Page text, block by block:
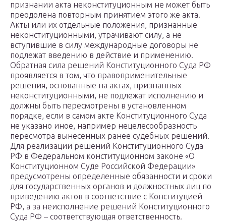
признании акта неконституционным не может быть
преодолена повторным принятием этого же акта.
Акты или их отдельные положения, признанные
неконституционными, утрачивают силу, а не
вступившие в силу международные договоры не
подлежат введению в действие и применению.
Обратная сила решений Конституционного Суда РФ
проявляется в том, что правоприменительные
решения, основанные на актах, признанных
неконституционными, не подлежат исполнению и
должны быть пересмотрены в установленном
порядке, если в самом акте Конституционного Суда
не указано иное, например нецелесообразность
пересмотра вынесенных ранее судебных решений.
Для реализации решений Конституционного Суда
РФ в Федеральном конституционном законе «О
Конституционном Суде Российской Федерации»
предусмотрены определенные обязанности и сроки
для государственных органов и должностных лиц по
приведению актов в соответствие с Конституцией
РФ, а за неисполнение решений Конституционного
Суда РФ – соответствующая ответственность.